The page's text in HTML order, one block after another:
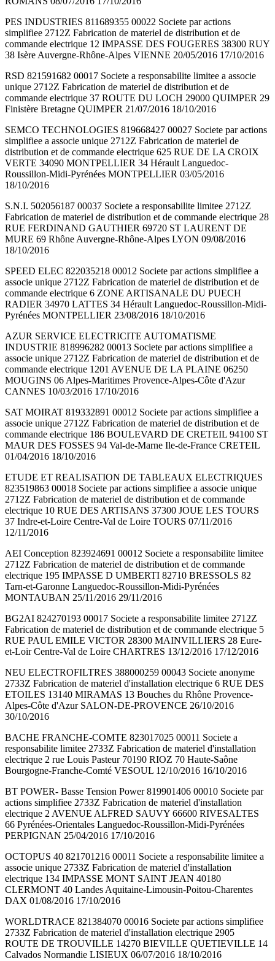
PES INDUSTRIES 811689355 00022 Societe par actions
simplifiee 2712Z Fabrication de materiel de distribution et de
commande electrique 12 IMPASSE DES FOUGERES 38300 RUY
38 Isère Auvergne-Rhône-Alpes VIENNE 20/05/2016 17/10/2016
RSD 821591682 00017 Societe a responsabilite limitee a associe
unique 2712Z Fabrication de materiel de distribution et de
commande electrique 37 ROUTE DU LOCH 29000 QUIMPER 29
Finistère Bretagne QUIMPER 21/07/2016 18/10/2016
SEMCO TECHNOLOGIES 819668427 00027 Societe par actions
simplifiee a associe unique 2712Z Fabrication de materiel de
distribution et de commande electrique 625 RUE DE LA CROIX
VERTE 34090 MONTPELLIER 34 Hérault Languedoc-
Roussillon-Midi-Pyrénées MONTPELLIER 03/05/2016
18/10/2016
S.N.I. 502056187 00037 Societe a responsabilite limitee 2712Z
Fabrication de materiel de distribution et de commande electrique 28
RUE FERDINAND GAUTHIER 69720 ST LAURENT DE
MURE 69 Rhône Auvergne-Rhône-Alpes LYON 09/08/2016
18/10/2016
SPEED ELEC 822035218 00012 Societe par actions simplifiee a
associe unique 2712Z Fabrication de materiel de distribution et de
commande electrique 6 ZONE ARTISANALE DU PUECH
RADIER 34970 LATTES 34 Hérault Languedoc-Roussillon-Midi-
Pyrénées MONTPELLIER 23/08/2016 18/10/2016
AZUR SERVICE ELECTRICITE AUTOMATISME
INDUSTRIE 818996282 00013 Societe par actions simplifiee a
associe unique 2712Z Fabrication de materiel de distribution et de
commande electrique 1201 AVENUE DE LA PLAINE 06250
MOUGINS 06 Alpes-Maritimes Provence-Alpes-Côte d'Azur
CANNES 10/03/2016 17/10/2016
SAT MOIRAT 819332891 00012 Societe par actions simplifiee a
associe unique 2712Z Fabrication de materiel de distribution et de
commande electrique 186 BOULEVARD DE CRETEIL 94100 ST
MAUR DES FOSSES 94 Val-de-Marne Ile-de-France CRETEIL
01/04/2016 18/10/2016
ETUDE ET REALISATION DE TABLEAUX ELECTRIQUES
823519863 00018 Societe par actions simplifiee a associe unique
2712Z Fabrication de materiel de distribution et de commande
electrique 10 RUE DES ARTISANS 37300 JOUE LES TOURS
37 Indre-et-Loire Centre-Val de Loire TOURS 07/11/2016
12/11/2016
AEI Conception 823924691 00012 Societe a responsabilite limitee
2712Z Fabrication de materiel de distribution et de commande
electrique 195 IMPASSE D UMBERTI 82710 BRESSOLS 82
Tarn-et-Garonne Languedoc-Roussillon-Midi-Pyrénées
MONTAUBAN 25/11/2016 29/11/2016
BG2AI 824270193 00017 Societe a responsabilite limitee 2712Z
Fabrication de materiel de distribution et de commande electrique 5
RUE PAUL EMILE VICTOR 28300 MAINVILLIERS 28 Eure-
et-Loir Centre-Val de Loire CHARTRES 13/12/2016 17/12/2016
NEU ELECTROFILTRES 388000259 00043 Societe anonyme
2733Z Fabrication de materiel d'installation electrique 6 RUE DES
ETOILES 13140 MIRAMAS 13 Bouches du Rhône Provence-
Alpes-Côte d'Azur SALON-DE-PROVENCE 26/10/2016
30/10/2016
BACHE FRANCHE-COMTE 823017025 00011 Societe a
responsabilite limitee 2733Z Fabrication de materiel d'installation
electrique 2 rue Louis Pasteur 70190 RIOZ 70 Haute-Saône
Bourgogne-Franche-Comté VESOUL 12/10/2016 16/10/2016
BT POWER- Basse Tension Power 819901406 00010 Societe par
actions simplifiee 2733Z Fabrication de materiel d'installation
electrique 2 AVENUE ALFRED SAUVY 66600 RIVESALTES
66 Pyrénées-Orientales Languedoc-Roussillon-Midi-Pyrénées
PERPIGNAN 25/04/2016 17/10/2016
OCTOPUS 40 821701216 00011 Societe a responsabilite limitee a
associe unique 2733Z Fabrication de materiel d'installation
electrique 134 IMPASSE MONT SAINT JEAN 40180
CLERMONT 40 Landes Aquitaine-Limousin-Poitou-Charentes
DAX 01/08/2016 17/10/2016
WORLDTRACE 821384070 00016 Societe par actions simplifiee
2733Z Fabrication de materiel d'installation electrique 2905
ROUTE DE TROUVILLE 14270 BIEVILLE QUETIEVILLE 14
Calvados Normandie LISIEUX 06/07/2016 18/10/2016